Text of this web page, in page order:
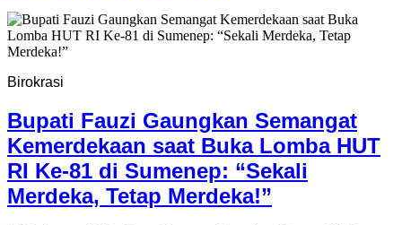
Birokrasi
Bupati Fauzi Gaungkan Semangat
Kemerdekaan saat Buka Lomba HUT
RI Ke-81 di Sumenep: “Sekali
Merdeka, Tetap Merdeka!”